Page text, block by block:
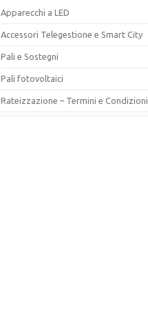
Apparecchi a LED
Accessori Telegestione e Smart City
Pali e Sostegni
Pali fotovoltaici
Rateizzazione – Termini e Condizioni